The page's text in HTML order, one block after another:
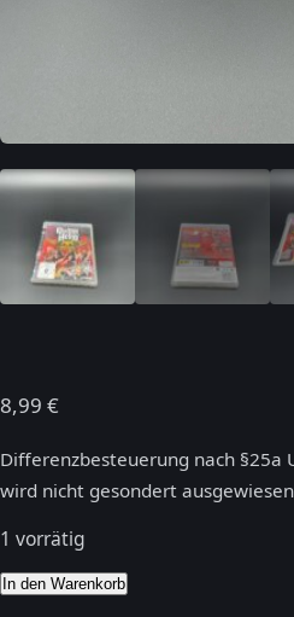
8,99 €
Differenzbesteuerung nach §25a
wird nicht gesondert
1 vorrätig
Guitar
In den Warenkorb